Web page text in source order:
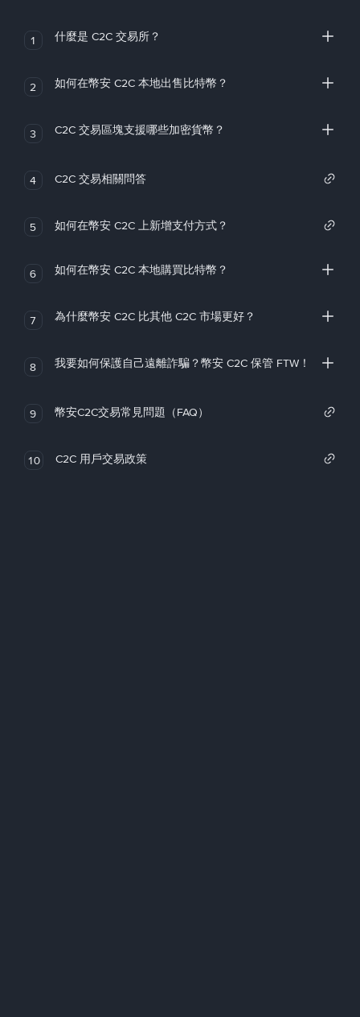
1 什麼是 C2C 交易所？
2 如何在幣安 C2C 本地出售比特幣？
3 C2C 交易區塊支援哪些加密貨幣？
4 C2C 交易相關問答
5 如何在幣安 C2C 上新增支付方式？
6 如何在幣安 C2C 本地購買比特幣？
7 為什麼幣安 C2C 比其他 C2C 市場更好？
8 我要如何保護自己遠離詐騙？幣安 C2C 保管 FTW！
9 幣安C2C交易常見問題（FAQ）
10 C2C 用戶交易政策